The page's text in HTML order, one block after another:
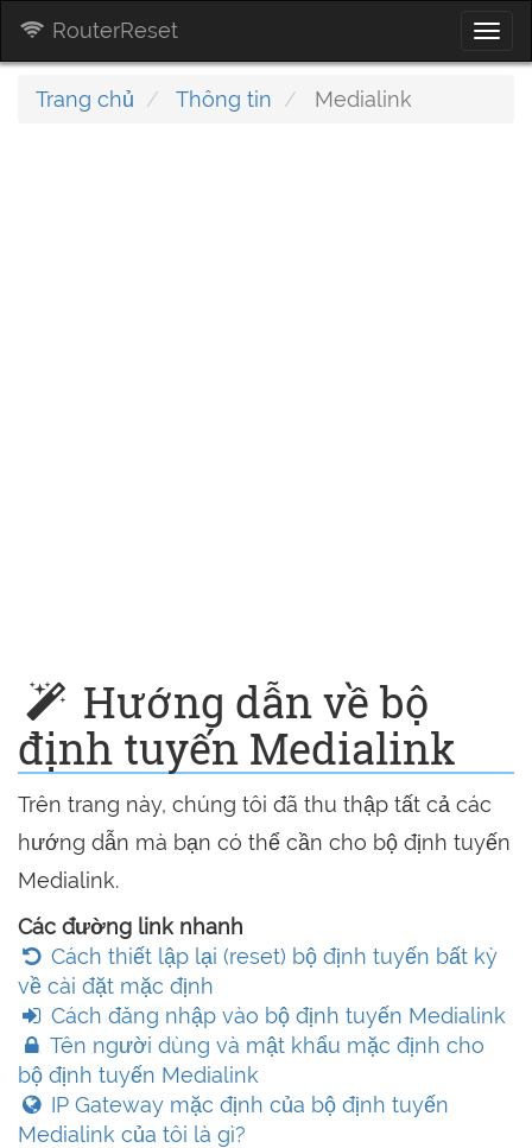
RouterReset
Trang chủ Thông tin Medialink
Hướng dẫn về bộ
định tuyến Medialink
Trên trang này, chúng tôi đã thu thập tất cả các
hướng dẫn mà bạn có thể cần cho bộ định tuyến
Medialink.
Các đường link nhanh
Cách thiết lập lại (reset) bộ định tuyến bất kỳ
về cài đặt mặc định
Cách đăng nhập vào bộ định tuyến Medialink
Tên người dùng và mật khẩu mặc định cho
bộ định tuyến Medialink
IP Gateway mặc định của bộ định tuyến
Medialink của tôi là gì?